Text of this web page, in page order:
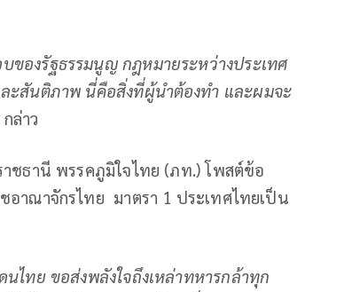
ของรัฐธรรมนูญ กฎหมายระหว่างประเทศ
ะสันติภาพ นี่คือสิ่งที่ผู้นำต้องทำ และผมจะ
กล่าว
าชธานี พรรคภูมิใจไทย (ภท.) โพสต์ข้อ
อาณาจักรไทย มาตรา 1 ประเทศไทยเป็น
นไทย ขอส่งพลังใจถึงเหล่าทหารกล้าทุก